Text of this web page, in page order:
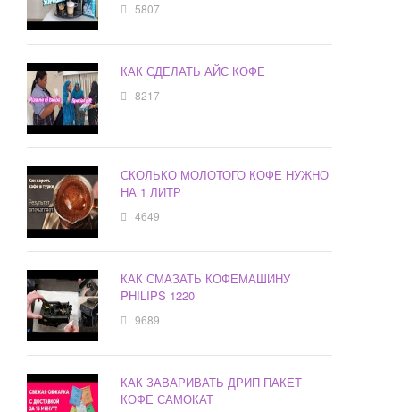
5807
КАК СДЕЛАТЬ АЙС КОФЕ
8217
СКОЛЬКО МОЛОТОГО КОФЕ НУЖНО
НА 1 ЛИТР
4649
КАК СМАЗАТЬ КОФЕМАШИНУ
PHILIPS 1220
9689
КАК ЗАВАРИВАТЬ ДРИП ПАКЕТ
КОФЕ САМОКАТ